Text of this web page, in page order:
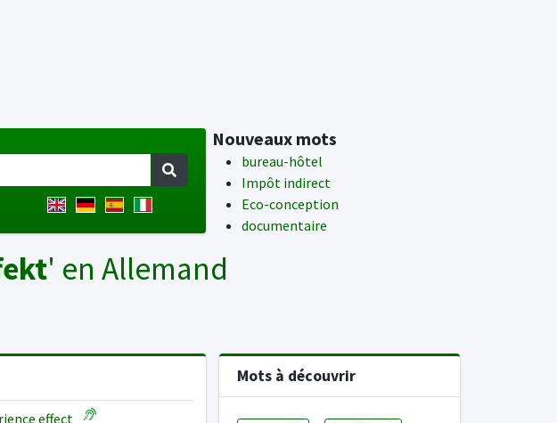
Nouveaux mots
bureau-hôtel
Impôt indirect
Eco-conception
documentaire
' en Allemand
effect
Mots à découvrir